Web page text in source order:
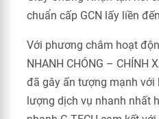
chuẩn cấp GCN lấy liền
Với phương châm hoạt
NHANH CHÓNG – CHÍNH
đã gây ấn tượng mạnh với
lượng dịch vụ nhanh nhất